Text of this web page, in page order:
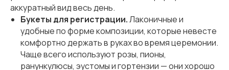
аккуратный вид весь день.
Букеты для регистрации.Лаконичные и
удобные по форме композиции, которые невесте
комфортно держать в руках во время церемонии.
Чаще всего используют розы, пионы,
ранункулюсы, эустомы и гортензии — они хорошо